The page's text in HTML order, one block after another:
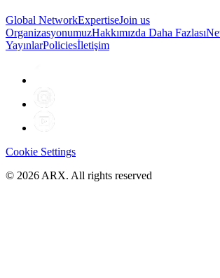
Global NetworkExpertiseJoin us
OrganizasyonumuzHakkımızda Daha Fazlası
YayınlarPoliciesİletişim
Cookie Settings
© 2026 ARX. All rights reserved